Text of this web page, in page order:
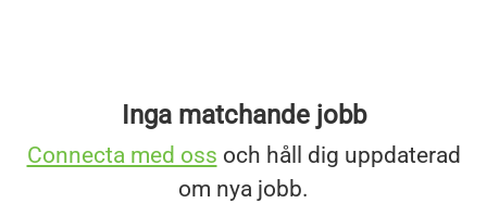
Inga matchande jobb
Connecta med oss och håll dig uppdaterad
om nya jobb.